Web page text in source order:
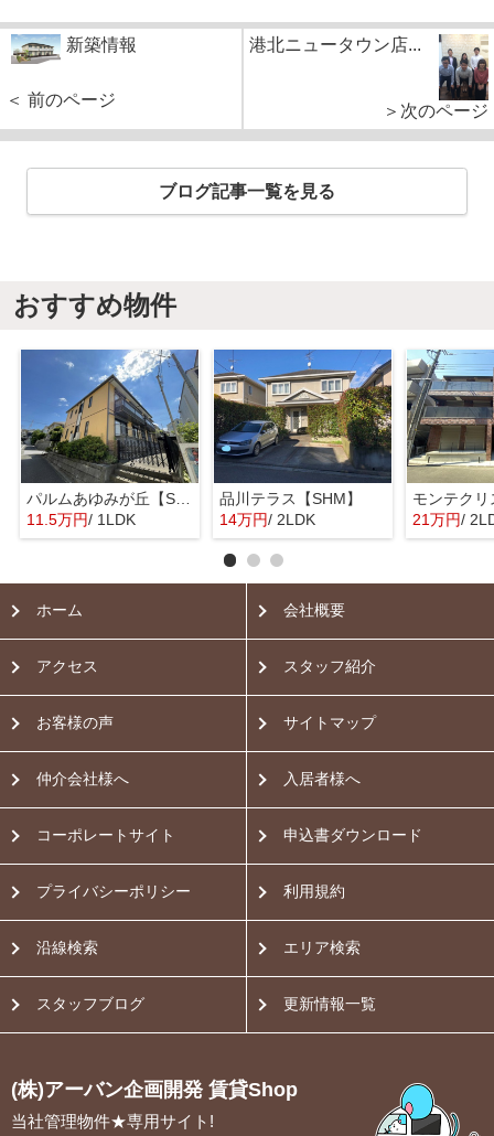
新築情報
＜ 前のページ
港北ニュータウン店...
＞次のページ
ブログ記事一覧を見る
おすすめ物件
パルムあゆみが丘【SHM】
11.5万円/ 1LDK
品川テラス【SHM】
14万円/ 2LDK 21万円/
ホーム 会社概要
アクセス スタッフ紹介
お客様の声 サイトマップ
仲介会社様へ 入居者様へ
コーポレートサイト 申込書ダウンロード
プライバシーポリシー 利用規約
沿線検索 エリア検索
スタッフブログ 更新情報一覧
(株)アーバン企画開発 賃貸Shop
当社管理物件★専用サイト!